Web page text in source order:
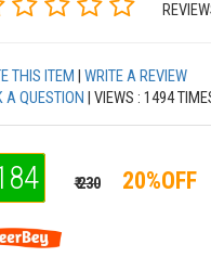
THIS ITEM
WRITE A REVIEW
A QUESTION
| VIEWS : 1494
₹ 230 20%OFF